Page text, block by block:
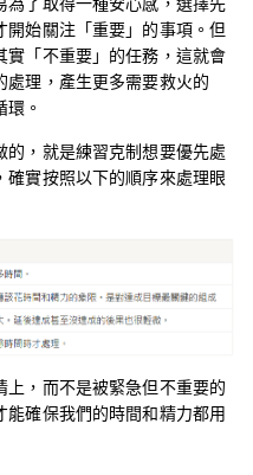
為了取得一種安心感，選擇先
開始關注「重要」的事項。但
實「不重要」的任務，這就會
理，產生更多需要救火的
環。
，就是練習克制想要優先處
確實按照以下的順序來處理眼
，而不是被緊急但不重要的
確保我們的時間和精力都用